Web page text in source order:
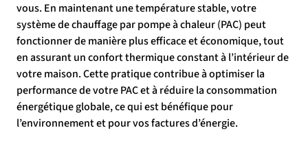
vous. En maintenant une température stable, votre
système de chauffage par pompe à chaleur (PAC) peut
fonctionner de manière plus efficace et économique, tout
en assurant un confort thermique constant à l’intérieur de
votre maison. Cette pratique contribue à optimiser la
performance de votre PAC et à réduire la consommation
énergétique globale, ce qui est bénéfique pour
l’environnement et pour vos factures d’énergie.